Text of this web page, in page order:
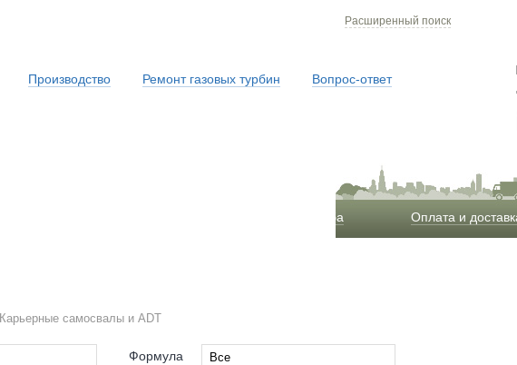
Расширенный поиск
Производство Ремонт газовых турбин Вопрос-ответ
Сервисная служба Оплата и
Карьерные самосвалы и ADT
Формула
Все